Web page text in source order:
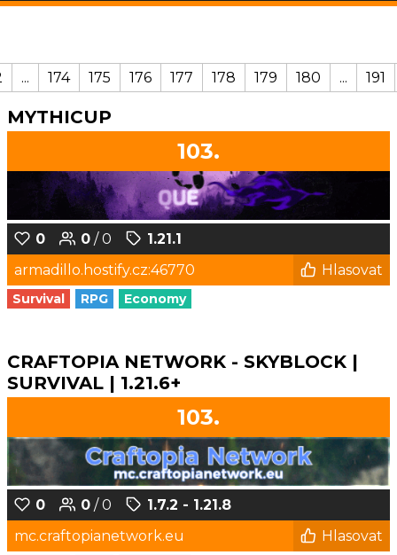
... 174 175 176 177 178 179 180 ... 191
MYTHICUP
103.
0 0 / 0
1.21.1
armadillo.hostify.cz:46770
Hlasovat
Survival RPG Economy
CRAFTOPIA NETWORK - SKYBLOCK |
SURVIVAL | 1.21.6+
103.
0 0 / 0
1.7.2 - 1.21.8
mc.craftopianetwork.eu
Hlasovat